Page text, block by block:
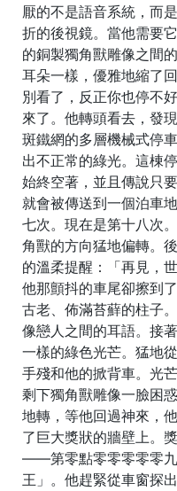
厭的不是語音系統，而
折的後視鏡。當他需要
的銅製獨角獸雕像之間
耳朵一樣，優雅地縮了
別看了，反正你也停不
來了。他轉頭看去，發
斑鐵網的多層機械式停
出不正常的綠光。這棟
始終空著，並且傳說只
就會被傳送到一個泊車
七次。現在是第十八次
角獸的方向猛地偏轉。
的溫柔提醒：「再見，
他那顫抖的車尾卻擦到
古老、佈滿苔蘚的柱子
像戀人之間的耳語。接
一樣的綠色光芒。猛地
手殘和他的掀背車。光
剩下獨角獸雕像一臉困
地轉，等他回過神來，
了巨大獎狀的牆壁上。
——第零點零零零零零
王」。他趕緊從車窗探